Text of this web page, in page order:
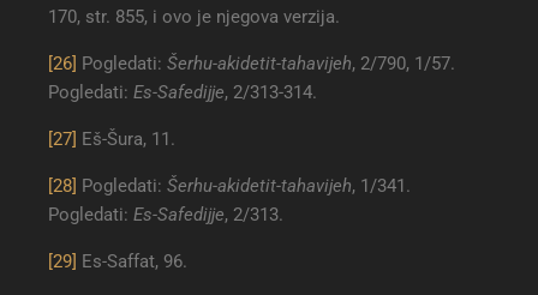
170, str. 855, i ovo je njegova verzija.
[26] Pogledati: Šerhu-akidetit-tahavijeh, 2/790, 1/57.
Pogledati: Es-Safedijje, 2/313-314.
[27] Eš-Šura, 11.
[28] Pogledati: Šerhu-akidetit-tahavijeh, 1/341.
Pogledati: Es-Safedijje, 2/313.
[29] Es-Saffat, 96.